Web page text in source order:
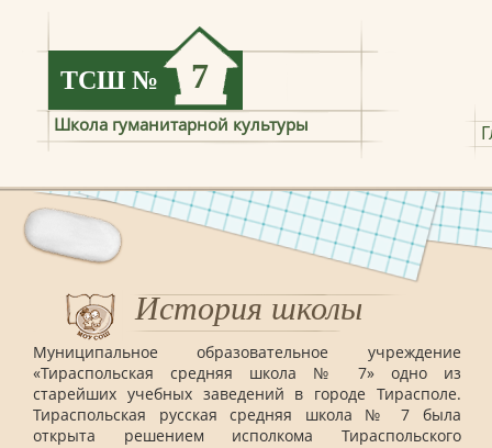
ТСШ № 7
Школа гуманитарной культуры
История школы
Муниципальное образовательное учреждение
«Тираспольская средняя школа № 7» одно из
старейших учебных заведений в городе Тирасполе.
Тираспольская русская средняя школа № 7 была
открыта решением исполкома Тираспольского